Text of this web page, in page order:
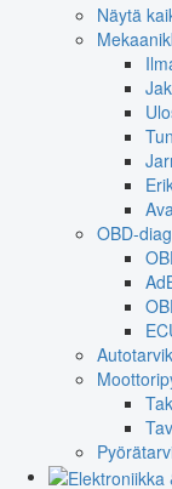
Näytä
OBD-